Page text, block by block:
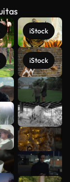
iStock
iStock
Veja mais